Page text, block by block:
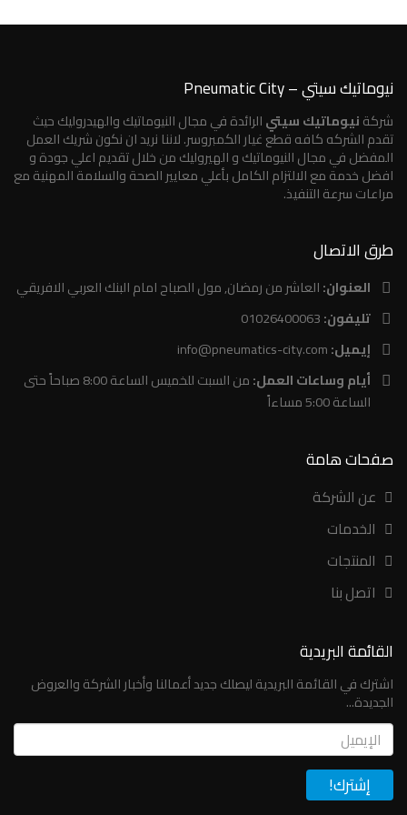
نيوماتيك سيتي – Pneumatic City
شركةنيوماتيك سيتيالرائدة في مجال النيوماتيك والهيدروليك حيث
تقدم الشركه كافه قطع غيار الكمبروسر. لاننا نريد ان نكون شريك العمل
المفضل في مجال النيوماتيك و الهيروليك من خلال تقديم اعلي جودة و
افضل خدمة مع الالتزام الكامل بأعلي معايير الصحة والسلامة المهنية مع
مراعات سرعة التنفيذ.
طرق الاتصال
العنوان:العاشر من رمضان, مول الصباح امام البنك العربي الافريقي
تليفون:01026400063
إيميل:info@pneumatics-city.com
أيام وساعات العمل:
من السبت للخميس الساعة 8:00 صباحاً حتى
الساعة 5:00 مساءاً
صفحات هامة
عن الشركة
الخدمات
المنتجات
اتصل بنا
القائمة البريدية
اشترك في القائمة البريدية ليصلك جديد أعمالنا وأخبار الشركة والعروض
الجديدة...
Email